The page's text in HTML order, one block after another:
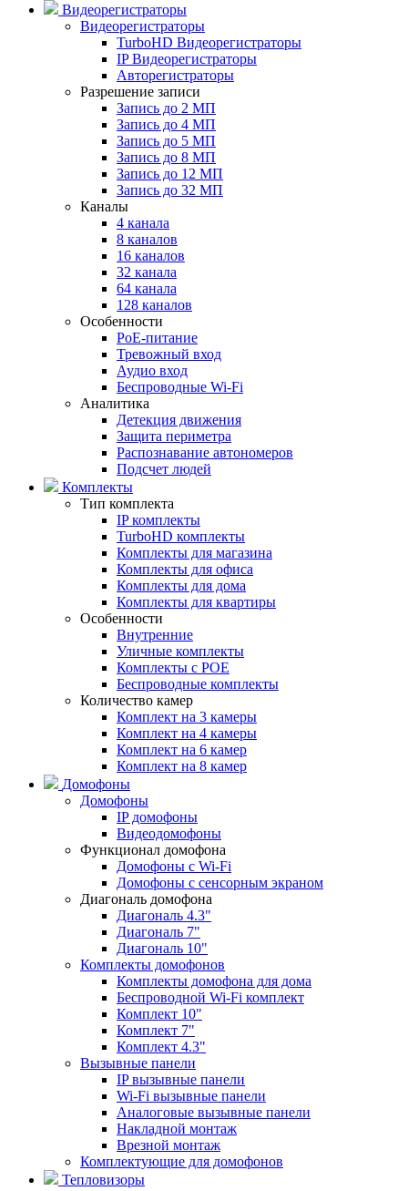
Видеорегистраторы
Видеорегистраторы
TurboHD Видеорегистраторы
IP Видеорегистраторы
Авторегистраторы
Разрешение записи
Запись до 2 МП
Запись до 4 МП
Запись до 5 МП
Запись до 8 МП
Запись до 12 МП
Запись до 32 МП
Каналы
4 канала
8 каналов
16 каналов
32 канала
64 канала
128 каналов
Особенности
PoE-питание
Тревожный вход
Аудио вход
Беспроводные Wi-Fi
Аналитика
Детекция движения
Защита периметра
Распознавание автономеров
Подсчет людей
Комплекты
Тип комплекта
IP комплекты
TurboHD комплекты
Комплекты для магазина
Комплекты для офиса
Комплекты для дома
Комплекты для квартиры
Особенности
Внутренние
Уличные комплекты
Комплекты с POE
Беспроводные комплекты
Количество камер
Комплект на 3 камеры
Комплект на 4 камеры
Комплект на 6 камер
Комплект на 8 камер
Домофоны
Домофоны
IP домофоны
Видеодомофоны
Функционал домофона
Домофоны с Wi-Fi
Домофоны с сенсорным экраном
Диагональ домофона
Диагональ 4.3"
Диагональ 7"
Диагональ 10"
Комплекты домофонов
Комплекты домофона для дома
Беспроводной Wi-Fi комплект
Комплект 10"
Комплект 7"
Комплект 4.3"
Вызывные панели
IP вызывные панели
Wi-Fi вызывные панели
Аналоговые вызывные панели
Накладной монтаж
Врезной монтаж
Комплектующие для домофонов
Тепловизоры